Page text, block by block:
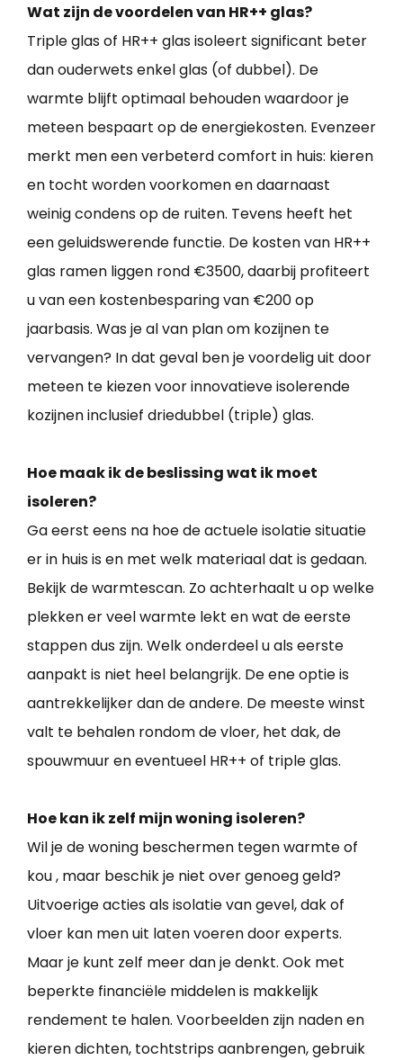
Wat zijn de voordelen van HR++ glas?
Triple glas of HR++ glas isoleert significant beter
dan ouderwets enkel glas (of dubbel). De
warmte blijft optimaal behouden waardoor je
meteen bespaart op de energiekosten. Evenzeer
merkt men een verbeterd comfort in huis: kieren
en tocht worden voorkomen en daarnaast
weinig condens op de ruiten. Tevens heeft het
een geluidswerende functie. De kosten van HR++
glas ramen liggen rond €3500, daarbij profiteert
u van een kostenbesparing van €200 op
jaarbasis. Was je al van plan om kozijnen te
vervangen? In dat geval ben je voordelig uit door
meteen te kiezen voor innovatieve isolerende
kozijnen inclusief driedubbel (triple) glas.
Hoe maak ik de beslissing wat ik moet
isoleren?
Ga eerst eens na hoe de actuele isolatie situatie
er in huis is en met welk materiaal dat is gedaan.
Bekijk de warmtescan. Zo achterhaalt u op welke
plekken er veel warmte lekt en wat de eerste
stappen dus zijn. Welk onderdeel u als eerste
aanpakt is niet heel belangrijk. De ene optie is
aantrekkelijker dan de andere. De meeste winst
valt te behalen rondom de vloer, het dak, de
spouwmuur en eventueel HR++ of triple glas.
Hoe kan ik zelf mijn woning isoleren?
Wil je de woning beschermen tegen warmte of
kou , maar beschik je niet over genoeg geld?
Uitvoerige acties als isolatie van gevel, dak of
vloer kan men uit laten voeren door experts.
Maar je kunt zelf meer dan je denkt. Ook met
beperkte financiële middelen is makkelijk
rendement te halen. Voorbeelden zijn naden en
kieren dichten, tochtstrips aanbrengen, gebruik